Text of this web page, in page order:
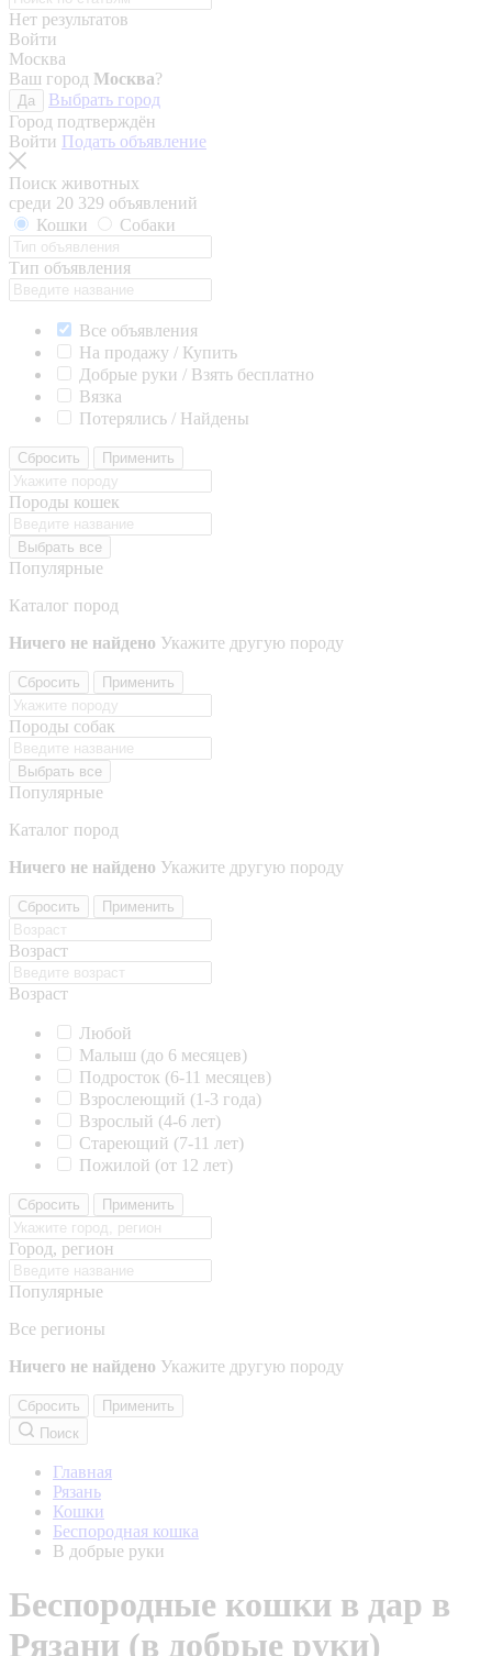
Нет результатов
Войти
Москва
Ваш город Москва?
Да
Выбрать город
Город подтверждён
Войти Подать объявление
Поиск животных
среди 20 329 объявлений
Кошки
Собаки
Тип объявления
Все объявления
На продажу / Купить
Добрые руки / Взять бесплатно
Вязка
Потерялись / Найдены
Сбросить Применить
Породы кошек
Выбрать все
Популярные
Каталог пород
Ничего не найдено Укажите другую породу
Сбросить Применить
Породы собак
Выбрать все
Популярные
Каталог пород
Ничего не найдено Укажите другую породу
Сбросить Применить
Возраст
Возраст
Любой
Малыш (до 6 месяцев)
Подросток (6-11 месяцев)
Взрослеющий (1-3 года)
Взрослый (4-6 лет)
Стареющий (7-11 лет)
Пожилой (от 12 лет)
Сбросить Применить
Город, регион
Популярные
Все регионы
Ничего не найдено Укажите другую породу
Сбросить
Применить
Поиск
Главная
Рязань
Кошки
Беспородная кошка
В добрые руки
Беспородные кошки в дар в
Рязани (в добрые руки)